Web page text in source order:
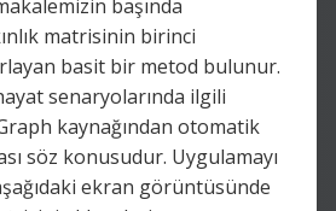
başında
matrisinin birinci
basit bir metod bulunur.
senaryolarında ilgili
kaynağından otomatik
söz konusudur. Uygulamayı
aşağıdaki ekran görüntüsünde